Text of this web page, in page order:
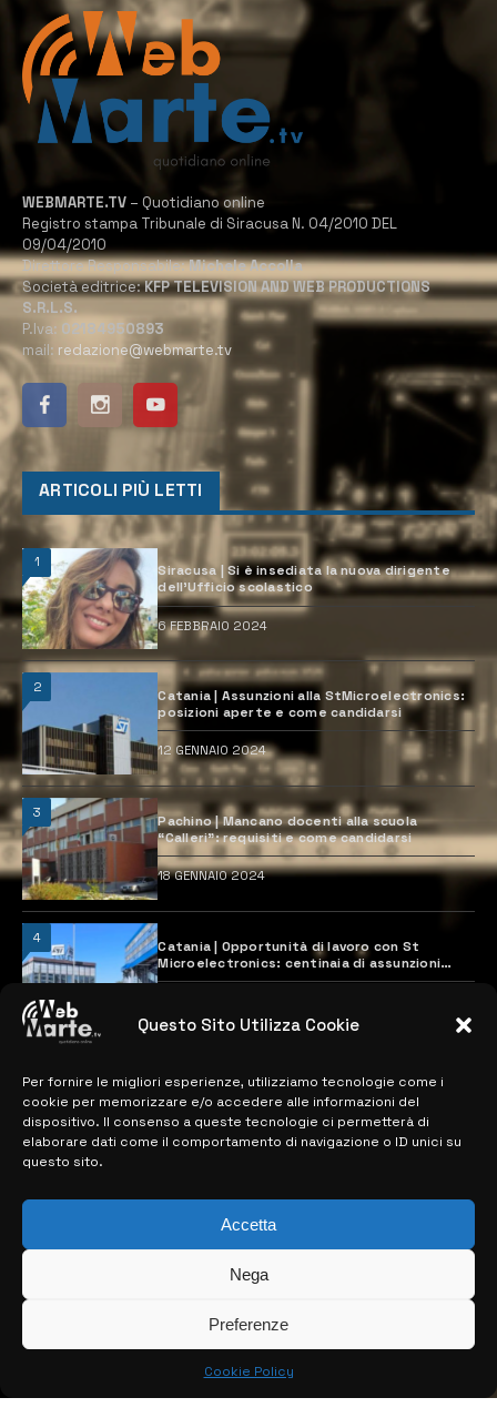
Questo Sito Utilizza Cookie
Per fornire le migliori esperienze, utilizziamo tecnologie come i
cookie per memorizzare e/o accedere alle informazioni del
dispositivo. Il consenso a queste tecnologie ci permetterà di
elaborare dati come il comportamento di navigazione o ID unici su
questo sito.
Accetta
Nega
Preferenze
Cookie Policy
WEBMARTE.TV – Quotidiano online
Registro stampa Tribunale di Siracusa N. 04/2010 DEL
09/04/2010
Direttore Responsabile:Michele Accolla
Società editrice:KFP TELEVISION AND WEB PRODUCTIONS
S.R.L.S.
P.Iva: 02184950893
mail: redazione@webmarte.tv
ARTICOLI PIÙ LETTI
1
Siracusa | Si è insediata la nuova dirigente
dell’Ufficio scolastico
6 FEBBRAIO 2024
2
Catania | Assunzioni alla StMicroelectronics:
posizioni aperte e come candidarsi
12 GENNAIO 2024
3
Pachino | Mancano docenti alla scuola
“Calleri”: requisiti e come candidarsi
18 GENNAIO 2024
4
Catania | Opportunità di lavoro con St
Microelectronics: centinaia di assunzioni
previste
MAPPA DEL SITO
> NOTIZIE